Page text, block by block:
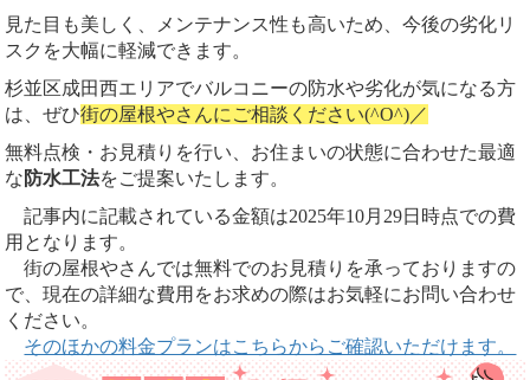
見た目も美しく、メンテナンス性も高いため、今後の劣化リ
スクを大幅に軽減できます。
杉並区成田西エリアでバルコニーの防水や劣化が気になる方
は、ぜひ街の屋根やさんにご相談ください(^O^)／
無料点検・お見積りを行い、お住まいの状態に合わせた最適
な 防水工法をご提案いたします。
記事内に記載されている金額は2025年10月29日時点での費
用となります。
街の屋根やさんでは無料でのお見積りを承っておりますの
で、現在の詳細な費用をお求めの際はお気軽にお問い合わせ
ください。
そのほかの料金プランはこちらからご確認いただけます。